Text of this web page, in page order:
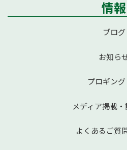
情報
ブログ
お知ら
プロギン
メディア掲載
よくあるご質